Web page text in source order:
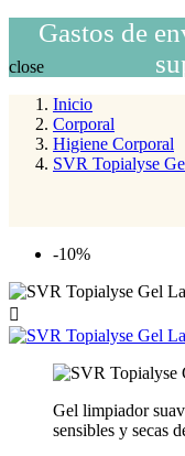
Gastos de
close
Inicio
Corporal
Higiene Corporal
SVR Topialyse
-10%

Gel limpiador
sensibles y secas